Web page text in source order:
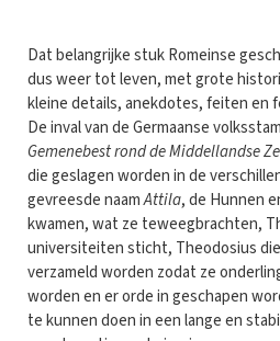
Dat belangrijke stuk Romeinse
dus weer tot leven, met grote
kleine details, anekdotes, feiten en
De inval van de Germaanse
Gemenebest rond de Middellandse
die geslagen worden in de
gevreesde naamAttila, de Hunnen
kwamen, wat ze teweegbrachten,
universiteiten sticht, Theodosius
verzameld worden zodat ze
worden en er orde in geschapen
te kunnen doen in een lange en